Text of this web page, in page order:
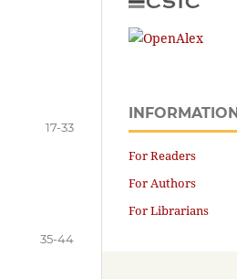
17-33
35-44
INFORMATION
For Readers
For Authors
For Librarians